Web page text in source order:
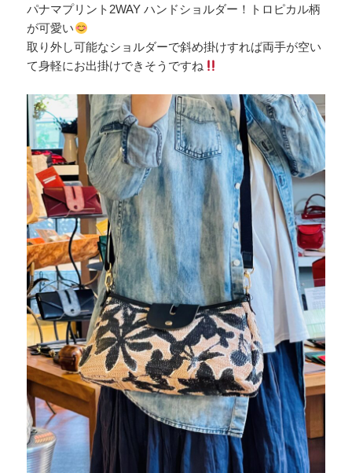
パナマプリント2WAY ハンドショルダー！トロピカル柄
が可愛い
取り外し可能なショルダーで斜め掛けすれば両手が空い
て身軽にお出掛けできそうですね